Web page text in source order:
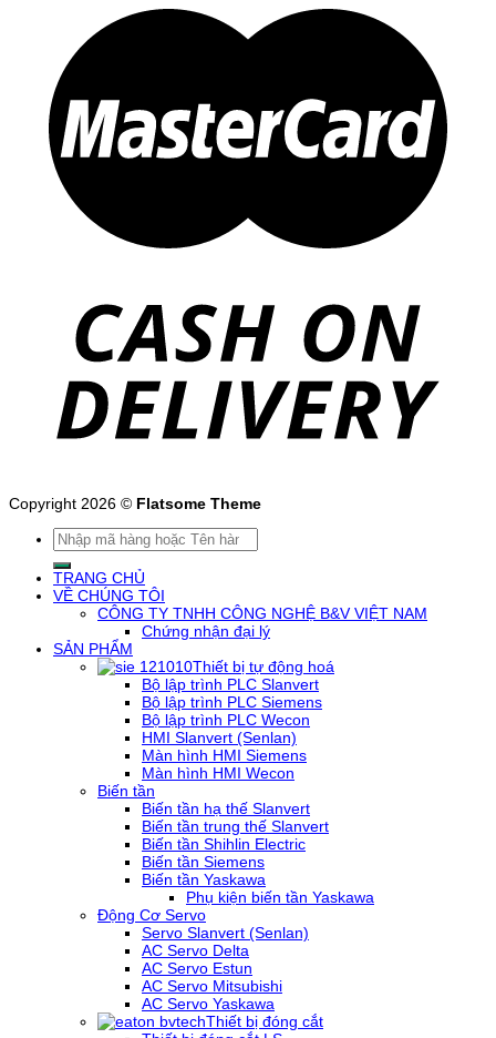
Copyright 2026 © Flatsome Theme
Tìm
kiếm:
TRANG CHỦ
VỀ CHÚNG TÔI
CÔNG TY TNHH CÔNG NGHỆ B&V VIỆT NAM
Chứng nhận đại lý
SẢN PHẨM
Thiết bị tự động hoá
Bộ lập trình PLC Slanvert
Bộ lập trình PLC Siemens
Bộ lập trình PLC Wecon
HMI Slanvert (Senlan)
Màn hình HMI Siemens
Màn hình HMI Wecon
Biến tần
Biến tần hạ thế Slanvert
Biến tần trung thế Slanvert
Biến tần Shihlin Electric
Biến tần Siemens
Biến tần Yaskawa
Phụ kiện biến tần Yaskawa
Động Cơ Servo
Servo Slanvert (Senlan)
AC Servo Delta
AC Servo Estun
AC Servo Mitsubishi
AC Servo Yaskawa
Thiết bị đóng cắt